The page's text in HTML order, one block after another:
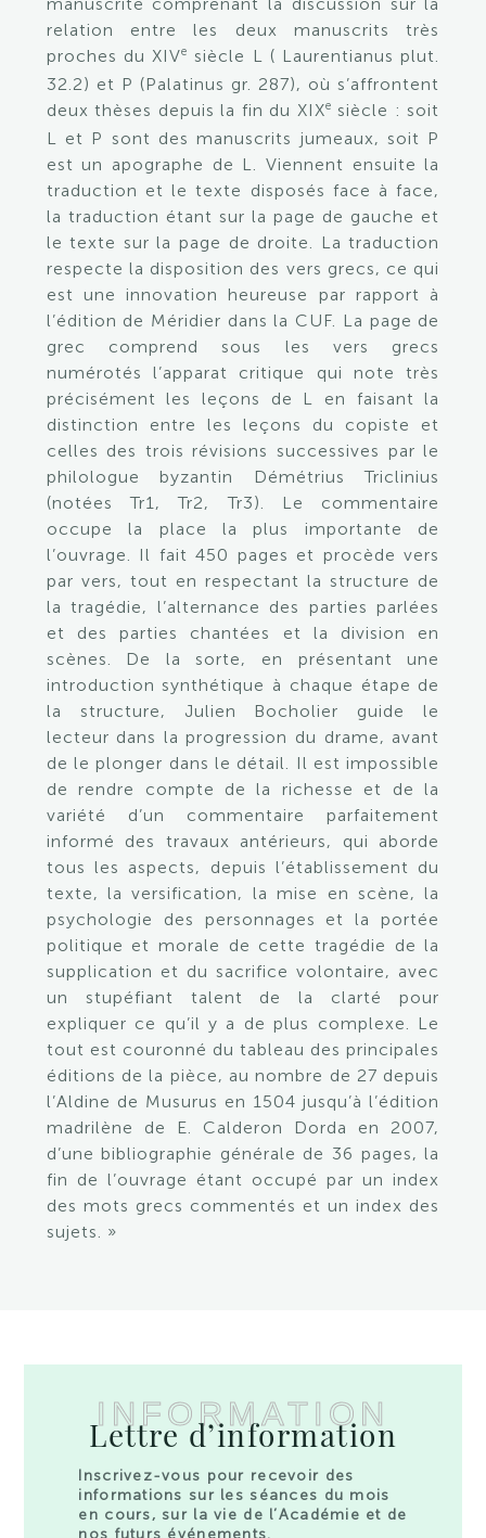
relation entre les deux manuscrits très
proches du XIVe siècle L ( Laurentianus plut.
32.2) et P (Palatinus gr. 287), où s’affrontent
deux thèses depuis la fin du XIXe siècle : soit
L et P sont des manuscrits jumeaux, soit P
est un apographe de L. Viennent ensuite la
traduction et le texte disposés face à face,
la traduction étant sur la page de gauche et
le texte sur la page de droite. La traduction
respecte la disposition des vers grecs, ce qui
est une innovation heureuse par rapport à
l’édition de Méridier dans la CUF. La page de
grec comprend sous les vers grecs
numérotés l’apparat critique qui note très
précisément les leçons de L en faisant la
distinction entre les leçons du copiste et
celles des trois révisions successives par le
philologue byzantin Démétrius Triclinius
(notées Tr1, Tr2, Tr3). Le commentaire
occupe la place la plus importante de
l’ouvrage. Il fait 450 pages et procède vers
par vers, tout en respectant la structure de
la tragédie, l’alternance des parties parlées
et des parties chantées et la division en
scènes. De la sorte, en présentant une
introduction synthétique à chaque étape de
la structure, Julien Bocholier guide le
lecteur dans la progression du drame, avant
de le plonger dans le détail. Il est impossible
de rendre compte de la richesse et de la
variété d’un commentaire parfaitement
informé des travaux antérieurs, qui aborde
tous les aspects, depuis l’établissement du
texte, la versification, la mise en scène, la
psychologie des personnages et la portée
politique et morale de cette tragédie de la
supplication et du sacrifice volontaire, avec
un stupéfiant talent de la clarté pour
expliquer ce qu’il y a de plus complexe. Le
tout est couronné du tableau des principales
éditions de la pièce, au nombre de 27 depuis
l’Aldine de Musurus en 1504 jusqu’à l’édition
madrilène de E. Calderon Dorda en 2007,
d’une bibliographie générale de 36 pages, la
fin de l’ouvrage étant occupé par un index
des mots grecs commentés et un index des
sujets. »
INFORMATION
Lettre d’information
Inscrivez-vous pour recevoir des
informations sur les séances du mois
en cours, sur la vie de l’Académie et de
nos futurs événements.